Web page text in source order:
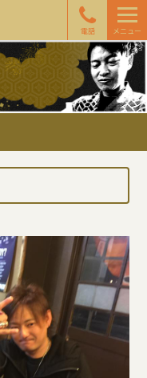
電話 メニュー